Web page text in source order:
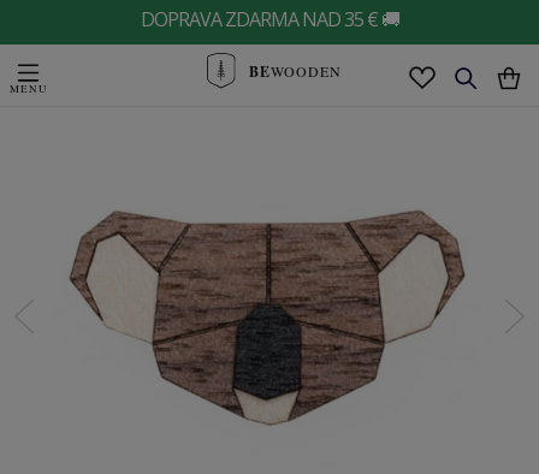
DOPRAVA ZDARMA NAD 35 € 🚚
BEWOODEN